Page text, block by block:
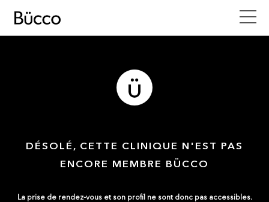
DÉSOLÉ, CETTE CLINIQUE N'EST PAS
ENCORE MEMBRE BÜCCO
La prise de rendez-vous et son profil ne sont donc pas accessibles.